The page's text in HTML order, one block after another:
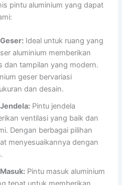
pintu aluminium yang dapat
Ideal untuk ruang yang
aluminium memberikan
dan tampilan yang modern.
geser bervariasi
dan desain.
Pintu jendela
ventilasi yang baik dan
Dengan berbagai pilihan
menyesuaikannya dengan
Pintu masuk aluminium